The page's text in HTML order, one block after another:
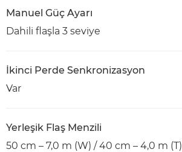
Manuel Güç Ayarı
Dahili flaşla 3 seviye
İkinci Perde Senkronizasyon
Var
Yerleşik Flaş Menzili
50 cm – 7,0 m (W) / 40 cm – 4,0 m (T)